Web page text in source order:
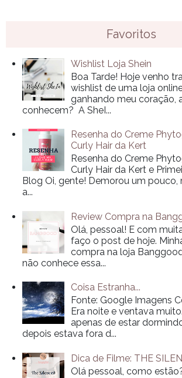
Favoritos
Wishlist Loja Shein
Boa Tarde! Hoje venho
wishlist de uma loja
ganhando meu coração,
conhecem? A SheI...
Resenha do Creme
Curly Hair da Kert
Resenha do Creme
Curly Hair da Kert e
Blog Oi, gente! Demorou um pouco,
a...
Review Compra na
Olá, pessoal! E com
faço o post de hoje.
compra na loja
não conhece essa...
Coisa Estranha...
Fonte: Google Imagens
Era noite e ventava
apenas de estar
depois estava fora d...
Dica de Filme: THE
Olá pessoal, como